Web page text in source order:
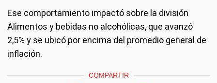
Ese comportamiento impactó sobre la división
Alimentos y bebidas no alcohólicas, que avanzó
2,5% y se ubicó por encima del promedio general de
inflación.
COMPARTIR